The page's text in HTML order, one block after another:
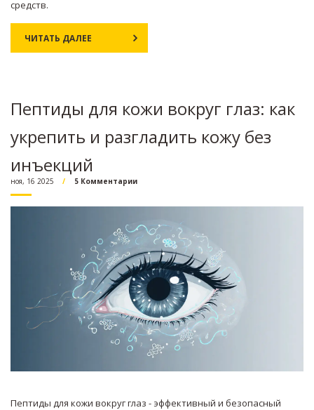
средств.
ЧИТАТЬ ДАЛЕЕ
Пептиды для кожи вокруг глаз: как
укрепить и разгладить кожу без
инъекций
ноя, 16 2025 5 Комментарии
Пептиды для кожи вокруг глаз - эффективный и безопасный